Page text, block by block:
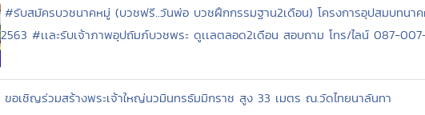
#รับสมัครบวชนาคหมู่ (บวชฟรี..วันพ่อ บวชฝึกกรรมฐาน2เดือน) โครงการอุปสมบทน
2563 #เเละรับเจ้าภาพอุปถัมภ์บวชพระ ดูเเลตลอด2เดือน สอบถาม โทร/ไลน์ 087-
ขอเชิญร่วมสร้างพระเจ้าใหญ่นวมินทรธัมมิกราช สูง 33 เมตร ณ.วัดไทยนาลันทา